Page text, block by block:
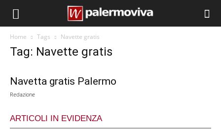
Home Tags Navette gratis
Tag: Navette gratis
Navetta gratis Palermo
Redazione
ARTICOLI IN EVIDENZA